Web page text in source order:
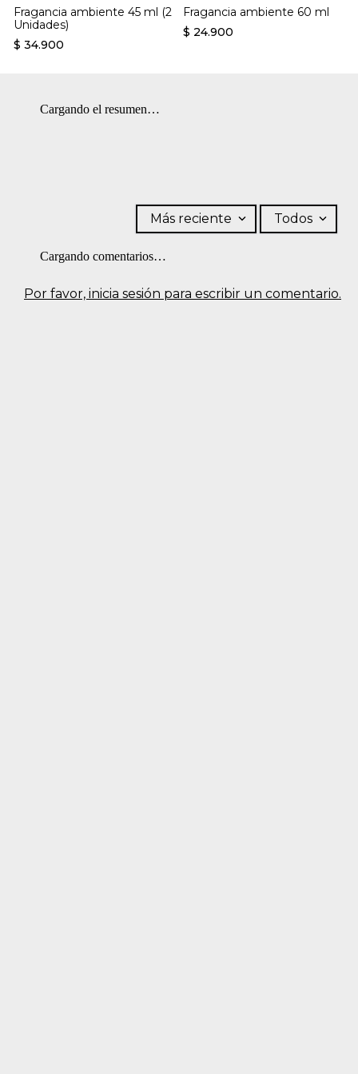
Fragancia ambiente 45 ml (2
Unidades)
$ 34.900
Fragancia ambiente 60 ml
$ 24.900
Cargando el resumen…
Por favor, inicia sesión para escribir un comentario.
Más reciente Todos
Cargando comentarios…